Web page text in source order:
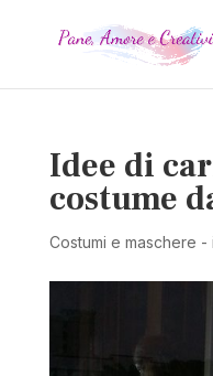
Idee di
costume
Costumi e maschere -